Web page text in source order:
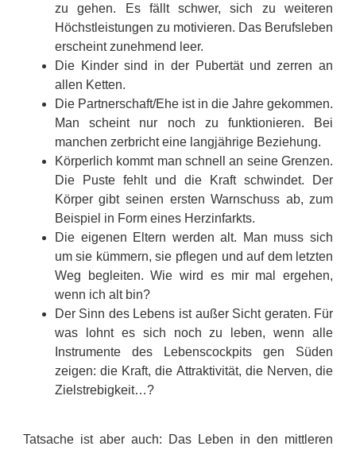
zu gehen. Es fällt schwer, sich zu weiteren
Höchstleistungen zu motivieren. Das Berufsleben
erscheint zunehmend leer.
Die Kinder sind in der Pubertät und zerren an
allen Ketten.
Die Partnerschaft/Ehe ist in die Jahre gekommen.
Man scheint nur noch zu funktionieren. Bei
manchen zerbricht eine langjährige Beziehung.
Körperlich kommt man schnell an seine Grenzen.
Die Puste fehlt und die Kraft schwindet. Der
Körper gibt seinen ersten Warnschuss ab, zum
Beispiel in Form eines Herzinfarkts.
Die eigenen Eltern werden alt. Man muss sich
um sie kümmern, sie pflegen und auf dem letzten
Weg begleiten. Wie wird es mir mal ergehen,
wenn ich alt bin?
Der Sinn des Lebens ist außer Sicht geraten. Für
was lohnt es sich noch zu leben, wenn alle
Instrumente des Lebenscockpits gen Süden
zeigen: die Kraft, die Attraktivität, die Nerven, die
Zielstrebigkeit…?
Tatsache ist aber auch: Das Leben in den mittleren